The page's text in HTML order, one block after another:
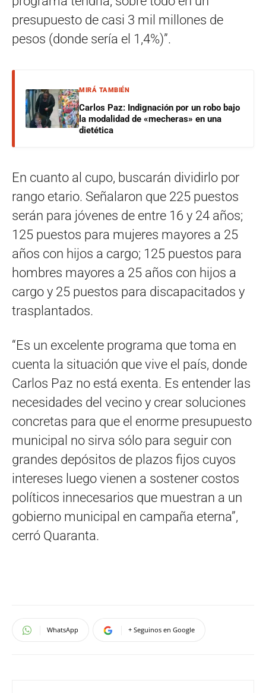
presupuesto de casi 3 mil millones de
pesos (donde sería el 1,4%)”.
MIRÁ TAMBIÉN
Carlos Paz: Indignación por un robo bajo
la modalidad de «mecheras» en una
dietética
En cuanto al cupo, buscarán dividirlo por
rango etario. Señalaron que 225 puestos
serán para jóvenes de entre 16 y 24 años;
125 puestos para mujeres mayores a 25
años con hijos a cargo; 125 puestos para
hombres mayores a 25 años con hijos a
cargo y 25 puestos para discapacitados y
trasplantados.
“Es un excelente programa que toma en
cuenta la situación que vive el país, donde
Carlos Paz no está exenta. Es entender las
necesidades del vecino y crear soluciones
concretas para que el enorme presupuesto
municipal no sirva sólo para seguir con
grandes depósitos de plazos fijos cuyos
intereses luego vienen a sostener costos
políticos innecesarios que muestran a un
gobierno municipal en campaña eterna”,
cerró Quaranta.
WhatsApp + Seguinos en Google